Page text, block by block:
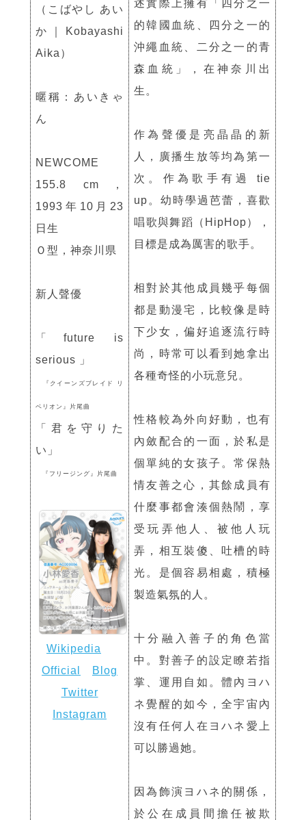
（こばやし あい
か｜Kobayashi
Aika）
暱稱：あいきゃ
ん
NEWCOME
155.8 cm，
1993年10月23
日生
Ｏ型，神奈川県
新人聲優
「future is
serious 」
『クイーンズブレイド リ
ベリオン』片尾曲
「君を守りた
い」
『フリージング』片尾曲
Wikipedia
Official
Blog
Twitter
Instagram
述實際上擁有「四分之一
的韓國血統、四分之一的
沖繩血統、二分之一的青
森血統」，在神奈川出
生。
作為聲優是亮晶晶的新
人，廣播生放等均為第一
次。作為歌手有過 tie
up。幼時學過芭蕾，喜歡
唱歌與舞蹈（HipHop），
目標是成為厲害的歌手。
相對於其他成員幾乎每個
都是動漫宅，比較像是時
下少女，偏好追逐流行時
尚，時常可以看到她拿出
各種奇怪的小玩意兒。
性格較為外向好動，也有
內斂配合的一面，於私是
個單純的女孩子。常保熱
情友善之心，其餘成員有
什麼事都會湊個熱鬧，享
受玩弄他人、被他人玩
弄，相互裝傻、吐槽的時
光。是個容易相處，積極
製造氣氛的人。
十分融入善子的角色當
中。對善子的設定瞭若指
掌、運用自如。體內ヨハ
ネ覺醒的如今，全宇宙內
沒有任何人在ヨハネ愛上
可以勝過她。
因為飾演ヨハネ的關係，
於公在成員間擔任被欺